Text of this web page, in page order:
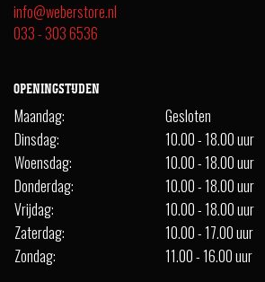
info@weberstore.nl
033 - 303 6536
OPENINGSTIJDEN
Maandag:
Gesloten
Dinsdag:
10.00 - 18.00 uur
Woensdag:
10.00 - 18.00 uur
Donderdag:
10.00 - 18.00 uur
Vrijdag:
10.00 - 18.00 uur
Zaterdag:
10.00 - 17.00 uur
Zondag:
11.00 - 16.00 uur